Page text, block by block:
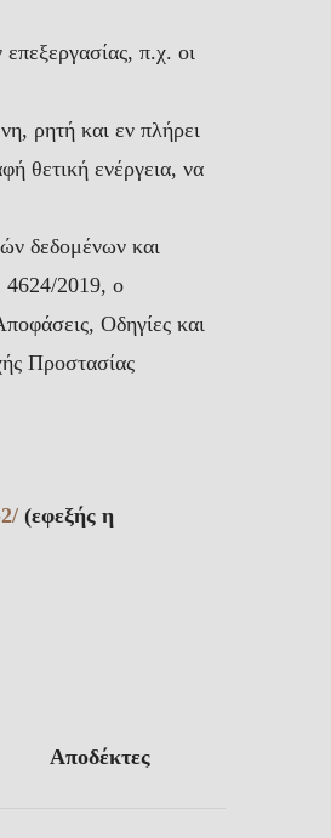
π.χ. οι
ρητή και εν πλήρει
θετική ενέργεια, να
δεδομένων και
4624/2019, ο
Οδηγίες και
Προστασίας
(εφεξής η
Αποδέκτες